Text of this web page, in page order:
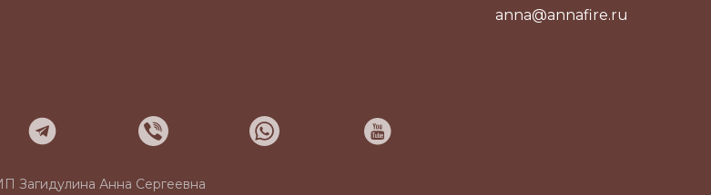
Загидулина Анна Сергеевна
anna@annafire.ru